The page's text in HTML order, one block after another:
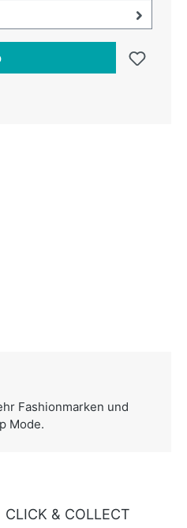
Fashionmarken und
Mode.
CLICK & COLLECT